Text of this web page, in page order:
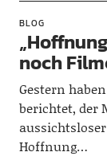
BLOG
noch
Gestern
berichtet, der
Hoffnung…